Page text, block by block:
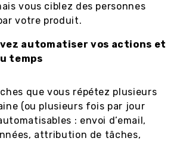
vous ciblez des personnes
votre produit.
automatiser vos actions et
temps
que vous répétez plusieurs
(ou plusieurs fois par jour
: envoi d’email,
attribution de tâches,